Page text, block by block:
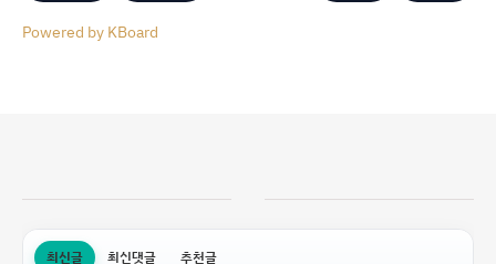
Powered by KBoard
최신글 최신댓글 추천글